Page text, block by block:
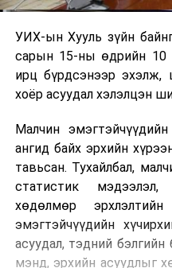
УИХ-ын Хууль зүйн
сарын 15-ны өдрийн 10
ирц бүрдсэнээр эхэлж,
хоёр асуудал хэлэлцэн
Малчин
ангид байх эрхийн
тавьсан. Тухайлбал,
статистик
хөдөлмөр
эмэгтэйчүүдийн
асуудал, тэдний
мэнд, эрхийн асуудлыг